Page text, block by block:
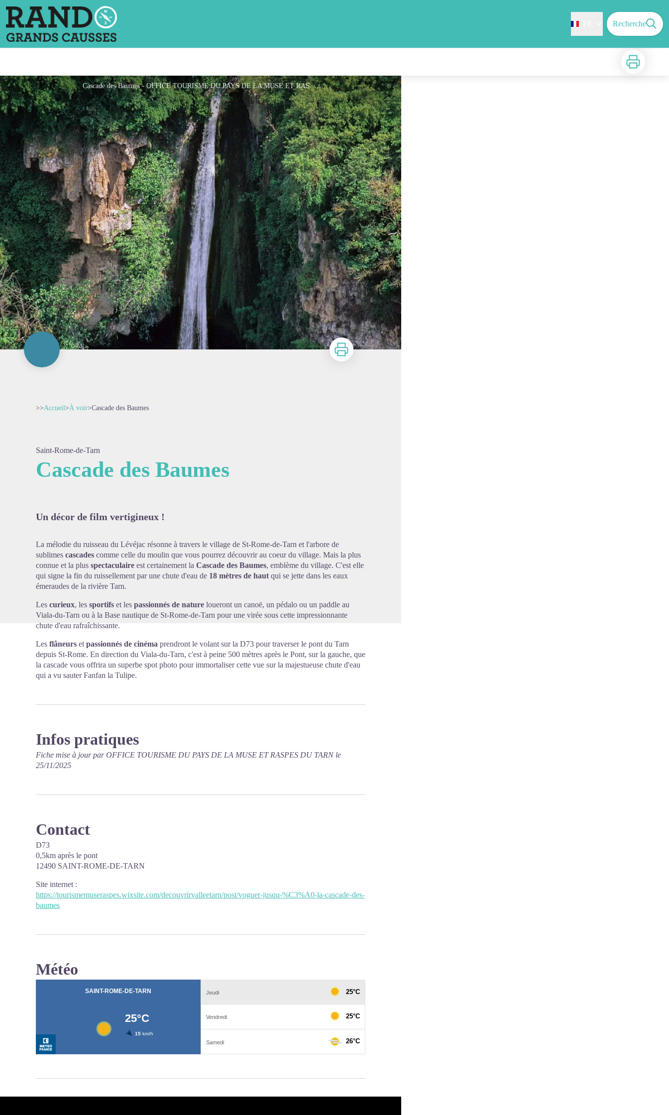
Recherche
Imprimer
Cascade des Baumes - OFFICE TOURISME DU PAYS DE LA MUSE ET RASPES DU TARN
Imprimer
>>Accueil>À voir>Cascade des Baumes
Saint-Rome-de-Tarn
Cascade des Baumes
Un décor de film vertigineux !
La mélodie du ruisseau du Lévéjac résonne à travers le village de St-Rome-de-Tarn et l'arbore de
sublimes cascades comme celle du moulin que vous pourrez découvrir au coeur du village. Mais la plus
connue et la plus spectaculaire est certainement la Cascade des Baumes, emblème du village. C'est elle
qui signe la fin du ruissellement par une chute d'eau de 18 mètres de haut qui se jette dans les eaux
émeraudes de la rivière Tarn.
Les curieux, les sportifs et les passionnés de nature loueront un canoë, un pédalo ou un paddle au
Viala-du-Tarn ou à la Base nautique de St-Rome-de-Tarn pour une virée sous cette impressionnante
chute d'eau rafraîchissante.
Les flâneurs et passionnés de cinéma prendront le volant sur la D73 pour traverser le pont du Tarn
depuis St-Rome. En direction du Viala-du-Tarn, c'est à peine 500 mètres après le Pont, sur la gauche, que
la cascade vous offrira un superbe spot photo pour immortaliser cette vue sur la majestueuse chute d'eau
qui a vu sauter Fanfan la Tulipe.
Infos pratiques
Fiche mise à jour par OFFICE TOURISME DU PAYS DE LA MUSE ET RASPES DU TARN le
25/11/2025
Contact
D73
0,5km après le pont
12490 SAINT-ROME-DE-TARN
Site internet :
https://tourismemuseraspes.wixsite.com/decouvrirvalleetarn/post/voguer-jusqu-%C3%A0-la-cascade-des-
baumes
Météo